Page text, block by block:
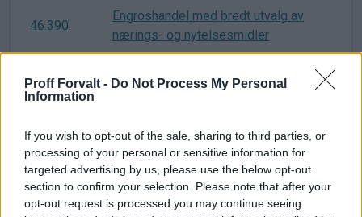
Proff Forvalt - Do Not Process My Personal
Information
If you wish to opt-out of the sale, sharing to third parties, or
processing of your personal or sensitive information for
targeted advertising by us, please use the below opt-out
section to confirm your selection. Please note that after your
opt-out request is processed you may continue seeing
46.390
Engroshandel med bredt utvalg av
nærings- og nytelsesmidler
46.410
utstyrsvarer
46.421 Engroshandel med klær
46.422 Engroshandel med skotøy